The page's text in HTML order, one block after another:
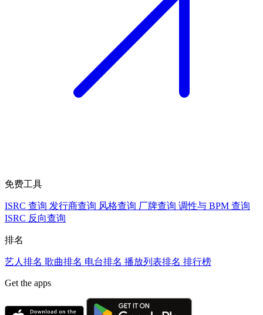
免费工具
ISRC 查询 发行商查询 风格查询 厂牌查询 调性与 BPM 查询
ISRC 反向查询
排名
艺人排名 歌曲排名 电台排名 播放列表排名 排行榜
Get the apps